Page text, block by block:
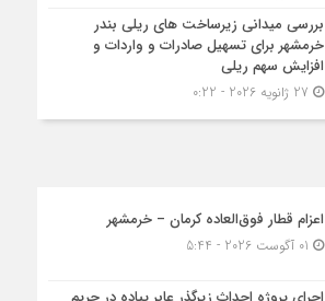
بررسی میدانی زیرساخت های ریلی بندر
خرمشهر برای تسهیل صادرات و واردات و
افزایش سهم ریلی
اعزام قطار فوق‌العاده کرمان – خرمشهر